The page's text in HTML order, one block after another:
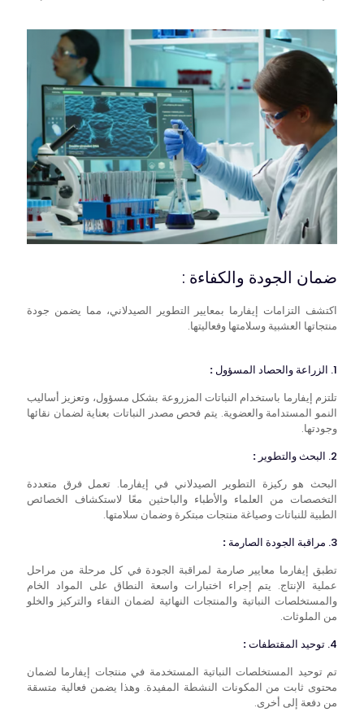
ضمان الجودة والكفاءة :
اكتشف التزامات إيفارما بمعايير التطوير الصيدلاني، مما يضمن جودة
منتجاتها العشبية وسلامتها وفعاليتها.
1. الزراعة والحصاد المسؤول
:
تلتزم إيفارما باستخدام النباتات المزروعة بشكل مسؤول، وتعزيز أساليب
النمو المستدامة والعضوية. يتم فحص مصدر النباتات بعناية لضمان نقائها
وجودتها.
2. البحث والتطوير
:
البحث هو ركيزة التطوير الصيدلاني في إيفارما. تعمل فرق متعددة
التخصصات من العلماء والأطباء والباحثين معًا لاستكشاف الخصائص
الطبية للنباتات وصياغة منتجات مبتكرة وضمان سلامتها.
3. مراقبة الجودة الصارمة
:
تطبق إيفارما معايير صارمة لمراقبة الجودة في كل مرحلة من مراحل
عملية الإنتاج. يتم إجراء اختبارات واسعة النطاق على المواد الخام
والمستخلصات النباتية والمنتجات النهائية لضمان النقاء والتركيز والخلو
من الملوثات.
4. توحيد المقتطفات
:
تم توحيد المستخلصات النباتية المستخدمة في منتجات إيفارما لضمان
محتوى ثابت من المكونات النشطة المفيدة. وهذا يضمن فعالية متسقة
من دفعة إلى أخرى.